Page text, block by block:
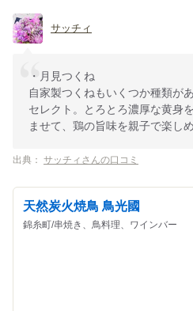
サッチィ
・月見つくね
自家製つくねもいくつか種類が
セレクト。とろとろ濃厚な黄身
ませて、鶏の旨味を親子で楽しめ
出典： サッチィさんの口コミ
天然炭火焼鳥 鳥光國
錦糸町/串焼き、鳥料理、ワインバー